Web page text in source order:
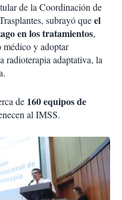
de la Coordinación de
subrayó queel
en los tratamientos,
y adoptar
radioterapia adaptativa, la
de 160 equipos de
al IMSS.